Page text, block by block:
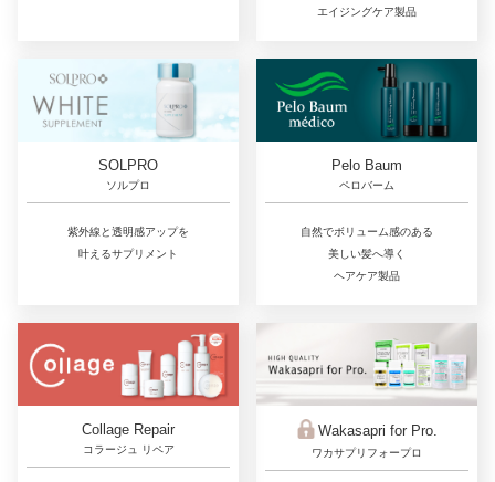
エイジングケア製品
SOLPRO
ソルプロ
紫外線と透明感アップを
叶えるサプリメント
Pelo Baum
ペロバーム
自然でボリューム感のある
美しい髪へ導く
ヘアケア製品
Collage Repair
コラージュ リペア
Wakasapri for Pro.
ワカサプリフォープロ